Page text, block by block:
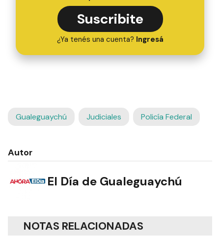
Suscribite
¿Ya tenés una cuenta? Ingresá
Gualeguaychú Judiciales Policía Federal
Autor
El Día de Gualeguaychú
NOTAS RELACIONADAS